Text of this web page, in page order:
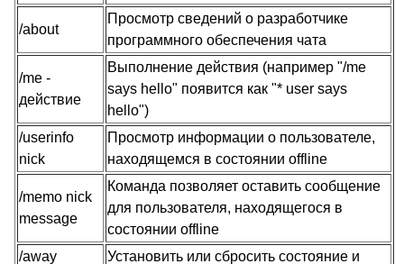
/about
Просмотр сведений о разработчике
программного обеспечения чата
/me -
действие
Выполнение действия (например "/me
says hello" появится как "* user says
hello")
/userinfo
nick
Просмотр информации о пользователе,
находящемся в состоянии offline
/memo nick
message
Команда позволяет оставить сообщение
для пользователя, находящегося в
состоянии offline
/away
Установить или сбросить состояние и